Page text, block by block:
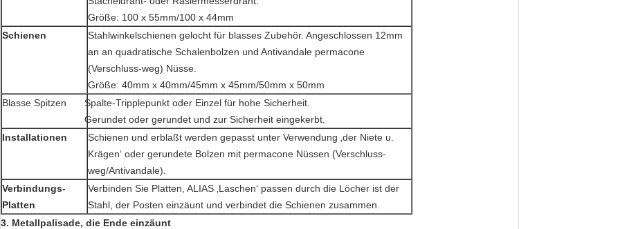
Größe: 100 x 55mm/100 x 44mm
Schienen
Stahlwinkelschienen gelocht für blasses Zubehör. Angeschlossen 12mm
an an quadratische Schalenbolzen und Antivandale permacone
(Verschluss-weg) Nüsse.
Größe: 40mm x 40mm/45mm x 45mm/50mm x 50mm
Blasse Spitzen
Spalte-Tripplepunkt oder Einzel für hohe Sicherheit.
Gerundet oder gerundet und zur Sicherheit eingekerbt.
Installationen
Schienen und erblaßt werden gepasst unter Verwendung ‚der Niete u.
Krägen‘ oder gerundete Bolzen mit permacone Nüssen (Verschluss-
weg/Antivandale).
Verbindungs-
Platten
Verbinden Sie Platten, ALIAS ‚Laschen‘ passen durch die Löcher ist der
Stahl, der Posten einzäunt und verbindet die Schienen zusammen.
3. Metallpalisade, die Ende einzäunt